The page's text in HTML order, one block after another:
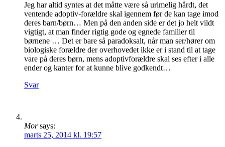
Jeg har altid syntes at det måtte være så urimelig hårdt, det
ventende adoptiv-forældre skal igennem før de kan tage imod
deres barn/børn… Men på den anden side er det jo helt vildt
vigtigt, at man finder rigtig gode og egnede familier til
børnene … Det er bare så paradoksalt, når man ser/hører om
biologiske forældre der overhovedet ikke er i stand til at tage
vare på deres børn, mens adoptivforældre skal ses efter i alle
ender og kanter for at kunne blive godkendt…
Svar
Mor says:
marts 25, 2014 kl. 19:57